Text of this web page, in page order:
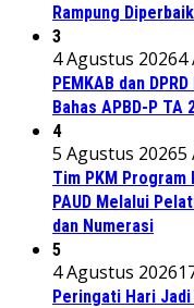
Rampung
3
4 Agustus 20264
PEMKAB dan
Bahas APBD-P TA
4
5 Agustus 20265
Tim PKM Program
PAUD Melalui
dan Numerasi
5
4 Agustus 2026
Peringati Hari Jadi